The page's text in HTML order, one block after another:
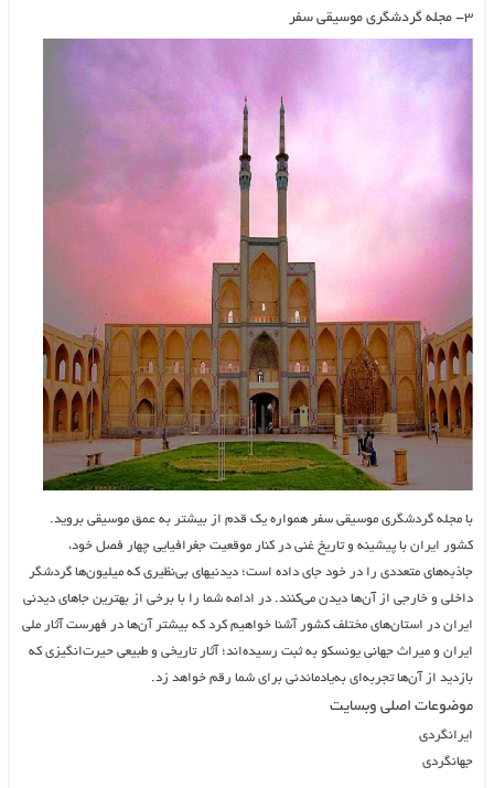
۳- مجله گردشگری موسیقی سفر
با مجله گردشگری موسیقی سفر همواره یک قدم از بیشتر به عمق موسیقی بروید.
کشور ایران با پیشینه و تاریخ غنی در کنار موقعیت جغرافیایی چهار فصل خود،
جاذبه‌های متعددی را در خود جای داده است؛ دیدنیهای بی‌نظیری که میلیون‌ها گردشگر
داخلی و خارجی از آن‌ها دیدن می‌کنند. در ادامه شما را با برخی از بهترین جاهای دیدنی
ایران در استان‌های مختلف کشور آشنا خواهیم کرد که بیشتر آن‌ها در فهرست آثار ملی
ایران و میراث جهانی یونسکو به ثبت رسیده‌اند؛ آثار تاریخی و طبیعی حیرت‌انگیزی که
بازدید از آن‌ها تجربه‌ای به‌یادماندنی برای شما رقم خواهد زد.
موضوعات اصلی وبسایت
ایرانگردی
جهانگردی